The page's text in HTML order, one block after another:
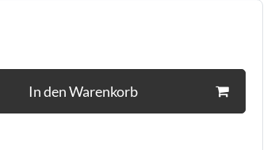
In den Warenkorb